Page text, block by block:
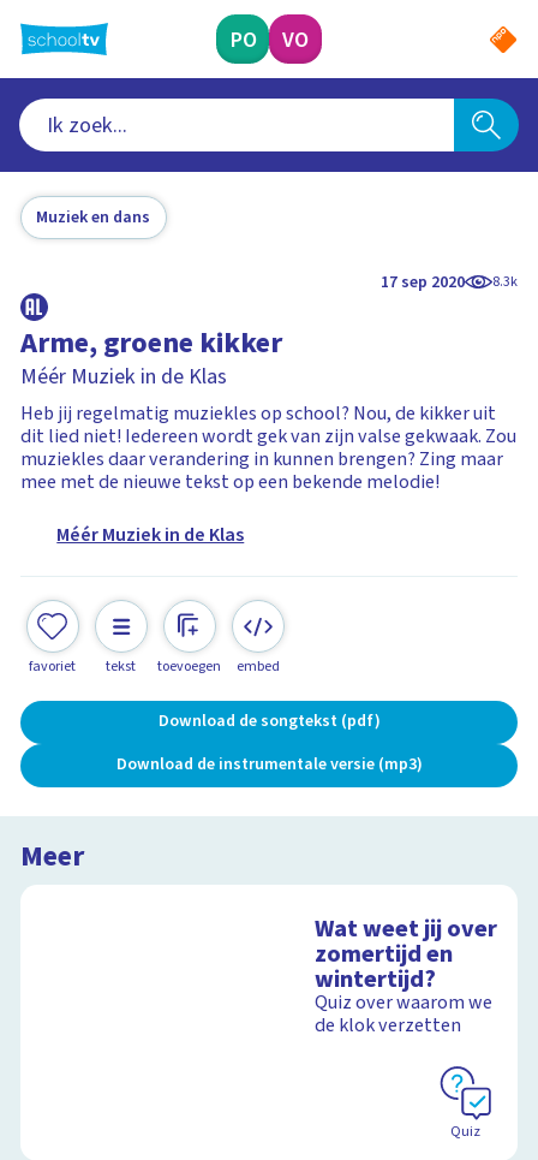
naar
hoofdinhoud
PO VO
Muziek en dans
17 sep 2020 8.3k
Arme, groene kikker
Méér Muziek in de Klas
Heb jij regelmatig muziekles op school? Nou, de kikker uit
dit lied niet! Iedereen wordt gek van zijn valse gekwaak. Zou
muziekles daar verandering in kunnen brengen? Zing maar
mee met de nieuwe tekst op een bekende melodie!
Méér Muziek in de Klas
favoriet tekst toevoegen embed
Download de songtekst (pdf)
Download de instrumentale versie (mp3)
Meer
Wat weet jij over
zomertijd en
wintertijd?
Quiz over waarom we
de klok verzetten
Quiz